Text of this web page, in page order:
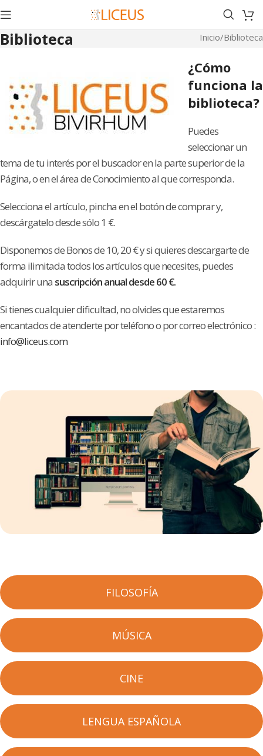
Biblioteca Inicio Biblioteca
¿Cómo
funciona la
biblioteca?
Puedes
seleccionar un
tema de tu interés por el buscador en la parte superior de la
Página, o en el área de Conocimiento al que corresponda.
Selecciona el artículo, pincha en el botón de comprar y,
descárgatelo desde sólo 1 €.
Disponemos de Bonos de 10, 20 € y si quieres descargarte de
forma ilimitada todos los artículos que necesites, puedes
adquirir una suscripción anual desde 60 €.
Si tienes cualquier dificultad, no olvides que estaremos
encantados de atenderte por teléfono o por correo electrónico :
info@liceus.com
FILOSOFÍA
MÚSICA
CINE
LENGUA ESPAÑOLA